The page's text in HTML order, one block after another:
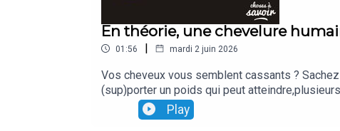
En théorie, une chevelure
01:56 | mardi 2 juin 2026
Vos cheveux vous semblent cassants ?
(sup)porter un poids qui peut
Play